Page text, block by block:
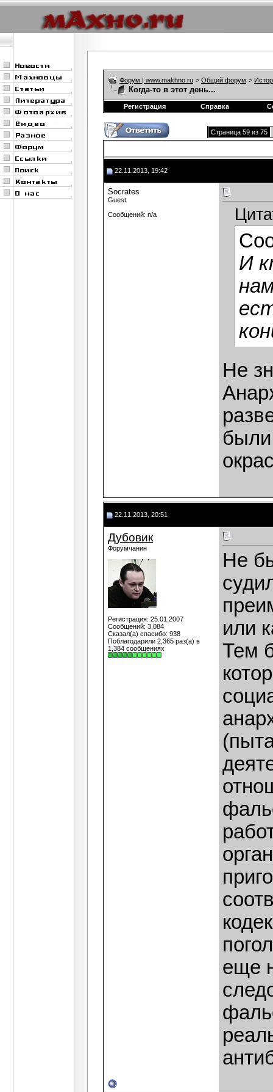
Форум | www.makhno.ru > Общий форум >
Когда-то в этот день...
Регистрация Справка
Страница 59 из 75
22.11.2013, 19:42
Socrates
Guest
Сообщений: n/a
И
Не
были
22.11.2013, 20:51
Дубовик
Форумчанин
Регистрация: 25.01.2007
Сообщений: 3,084
Сказал(а) спасибо: 938
Поблагодарили 2,365 раз(а) в
1,384 сообщениях
Не
или
Тем
еще